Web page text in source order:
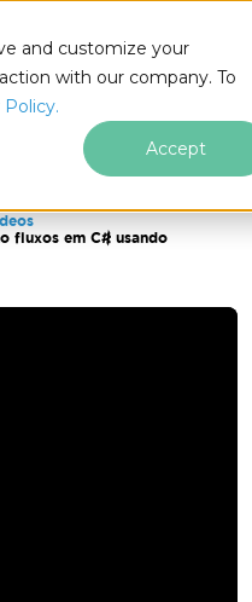
and customize your
with our company. To
Policy.
Accept
fluxos em C# usando